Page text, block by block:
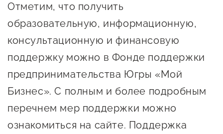
Отметим, что получить
образовательную, информационную,
консультационную и финансовую
поддержку можно в Фонде поддержки
предпринимательства Югры «Мой
Бизнес». С полным и более подробным
перечнем мер поддержки можно
ознакомиться на сайте. Поддержка